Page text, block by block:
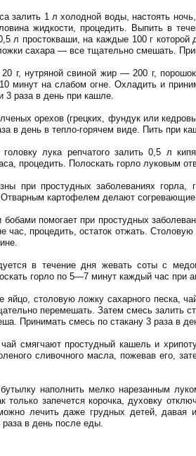
залить 1 л холодной воды, настоять
жидкости, процедить. Выпить в
л простокваши, на каждые 100 г
сахара — все тщательно смешать.
г, нутряной свиной жир — 200 г,
минут на слабом огне. Охладить и
3 раза в день при кашле.
орехов (грецких, фундук или
в день в тепло-горячем виде. Пить при
лука репчатого залить 0,5 л
процедить. Полоскать горло луковым
при простудных заболеваниях горла,
Отварным картофелем делают
бобами помогает при простудных
час, процедить, остаток отжать.
в течение дня жевать соты с
горло по 5—7 минут каждый час при
яйцо, столовую ложку сахарного песка,
перемешать. Затем смесь залить
Принимать смесь по стакану 3 раза в
смягчают простудный кашель и
сливочного масла, пожевав его,
наполнить мелко нарезанным
только запечется корочка, духовку
лечить даже грудных детей,
в день после еды.